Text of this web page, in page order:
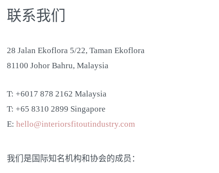
联系我们
28 Jalan Ekoflora 5/22, Taman Ekoflora
81100 Johor Bahru, Malaysia
T: +6017 878 2162 Malaysia
T: +65 8310 2899 Singapore
E: hello@interiorsfitoutindustry.com
我们是国际知名机构和协会的成员：